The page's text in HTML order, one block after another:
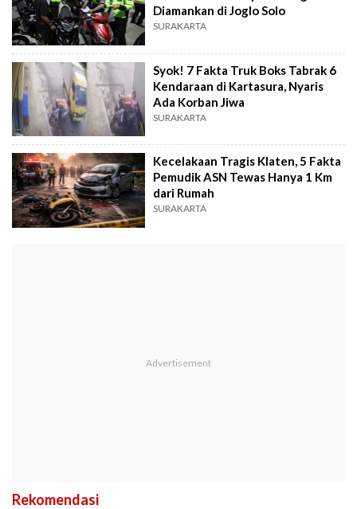
Diamankan di Joglo Solo
SURAKARTA
Syok! 7 Fakta Truk Boks Tabrak 6
Kendaraan di Kartasura, Nyaris
Ada Korban Jiwa
SURAKARTA
Kecelakaan Tragis Klaten, 5 Fakta
Pemudik ASN Tewas Hanya 1 Km
dari Rumah
SURAKARTA
Rekomendasi